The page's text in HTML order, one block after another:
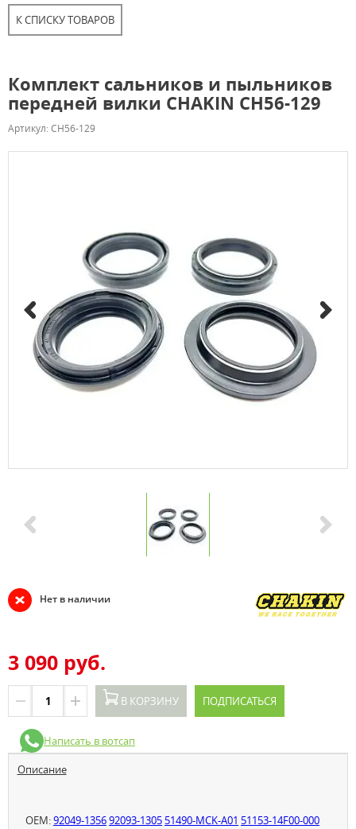
К СПИСКУ ТОВАРОВ
Комплект сальников и пыльников
передней вилки CHAKIN CH56-129
Артикул: CH56-129
Нет в наличии
3 090 руб.
В КОРЗИНУ ПОДПИСАТЬСЯ
Написать в вотсап
Описание
OEM:92049-135692093-1305 51490-MCK-A01 51153-14F00-000